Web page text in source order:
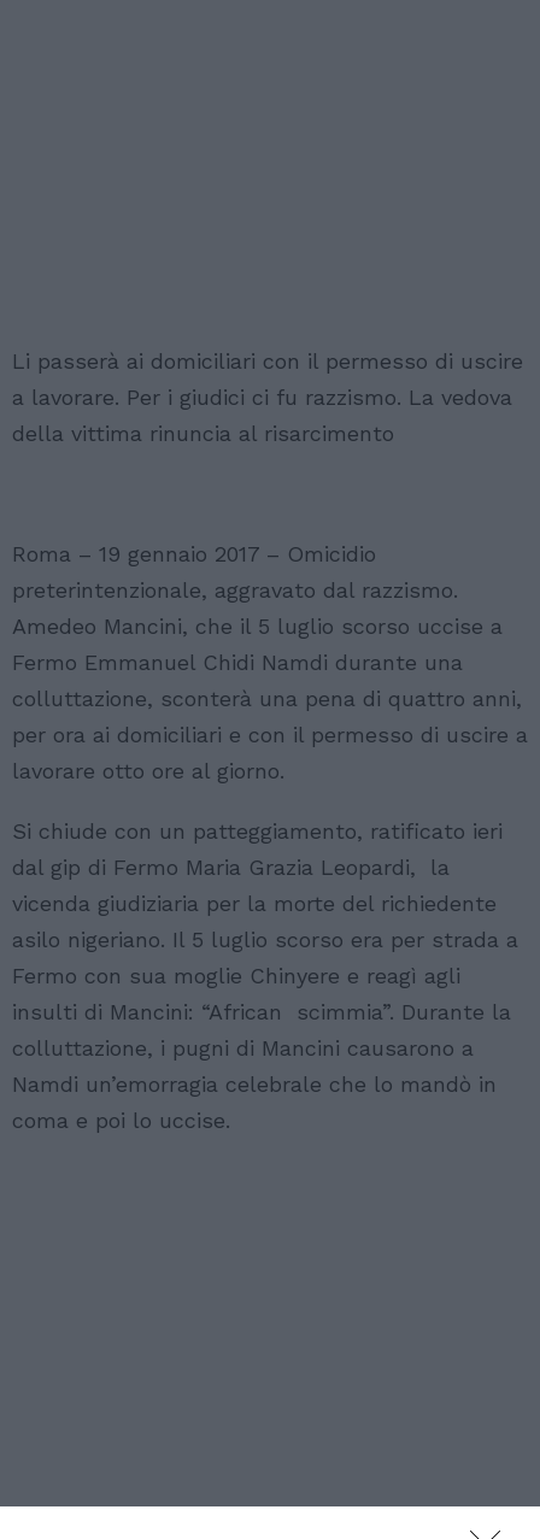
Li passerà ai domiciliari con il permesso di uscire
a lavorare. Per i giudici ci fu razzismo. La vedova
della vittima rinuncia al risarcimento
Roma – 19 gennaio 2017 – Omicidio
preterintenzionale, aggravato dal razzismo.
Amedeo Mancini, che il 5 luglio scorso uccise a
Fermo Emmanuel Chidi Namdi durante una
colluttazione, sconterà una pena di quattro anni,
per ora ai domiciliari e con il permesso di uscire a
lavorare otto ore al giorno.
Si chiude con un patteggiamento, ratificato ieri
dal gip di Fermo Maria Grazia Leopardi, la
vicenda giudiziaria per la morte del richiedente
asilo nigeriano. Il 5 luglio scorso era per strada a
Fermo con sua moglie Chinyere e reagì agli
insulti di Mancini: “African scimmia”. Durante la
colluttazione, i pugni di Mancini causarono a
Namdi un’emorragia celebrale che lo mandò in
coma e poi lo uccise.